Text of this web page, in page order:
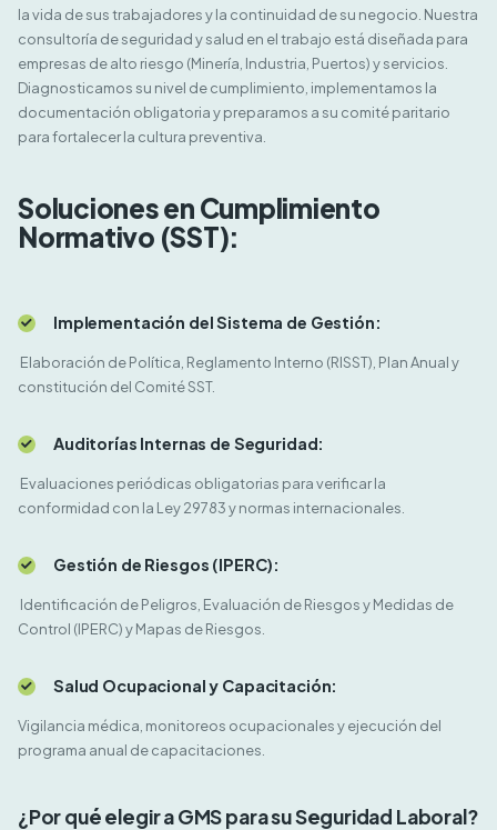
la vida de sus trabajadores y la continuidad de su negocio. Nuestra
consultoría de seguridad y salud en el trabajo está diseñada para
empresas de alto riesgo (Minería, Industria, Puertos) y servicios.
Diagnosticamos su nivel de cumplimiento, implementamos la
documentación obligatoria y preparamos a su comité paritario
para fortalecer la cultura preventiva.
Soluciones en Cumplimiento
Normativo (SST):
Implementación del Sistema de Gestión:
Elaboración de Política, Reglamento Interno (RISST), Plan Anual y
constitución del Comité SST.
Auditorías Internas de Seguridad:
Evaluaciones periódicas obligatorias para verificar la
conformidad con la Ley 29783 y normas internacionales.
Gestión de Riesgos (IPERC):
Identificación de Peligros, Evaluación de Riesgos y Medidas de
Control (IPERC) y Mapas de Riesgos.
Salud Ocupacional y Capacitación:
Vigilancia médica, monitoreos ocupacionales y ejecución del
programa anual de capacitaciones.
¿Por qué elegir a GMS para su Seguridad Laboral?